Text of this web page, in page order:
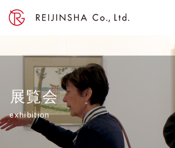
展覧会
exhibition